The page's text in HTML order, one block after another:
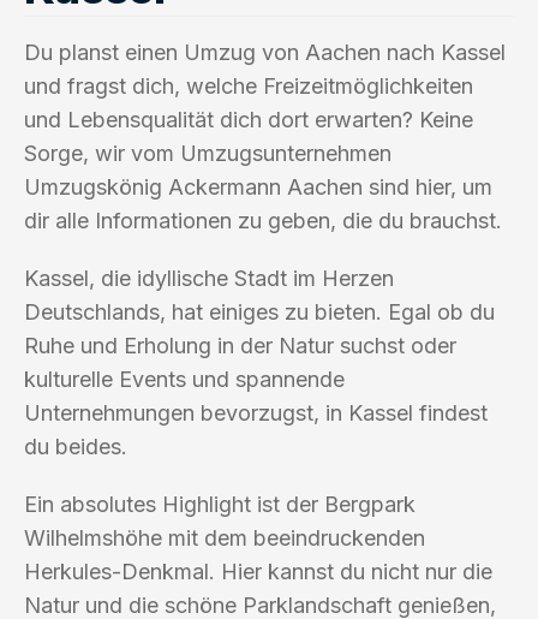
Du planst einen Umzug von Aachen nach Kassel
und fragst dich, welche Freizeitmöglichkeiten
und Lebensqualität dich dort erwarten? Keine
Sorge, wir vom Umzugsunternehmen
Umzugskönig Ackermann Aachen sind hier, um
dir alle Informationen zu geben, die du brauchst.
Kassel, die idyllische Stadt im Herzen
Deutschlands, hat einiges zu bieten. Egal ob du
Ruhe und Erholung in der Natur suchst oder
kulturelle Events und spannende
Unternehmungen bevorzugst, in Kassel findest
du beides.
Ein absolutes Highlight ist der Bergpark
Wilhelmshöhe mit dem beeindruckenden
Herkules-Denkmal. Hier kannst du nicht nur die
Natur und die schöne Parklandschaft genießen,